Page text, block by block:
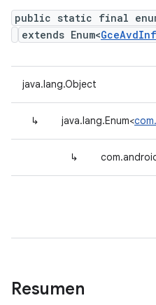
public static final enum
extends Enum<
java.lang.Object
↳ java.lang.Enum<
↳
Resumen